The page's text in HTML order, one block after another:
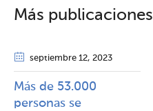
Más publicaciones
septiembre 12, 2023
Más de 53.000
personas se